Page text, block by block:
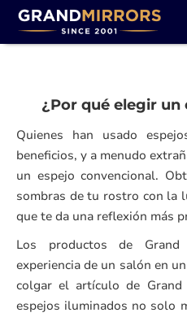
¿Por qué elegir un
Quienes han usado
beneficios, y a menudo
un espejo convencional.
sombras de tu rostro con la
que te da una reflexión más
Los productos de
experiencia de un salón en
colgar el artículo de
espejos iluminados no solo